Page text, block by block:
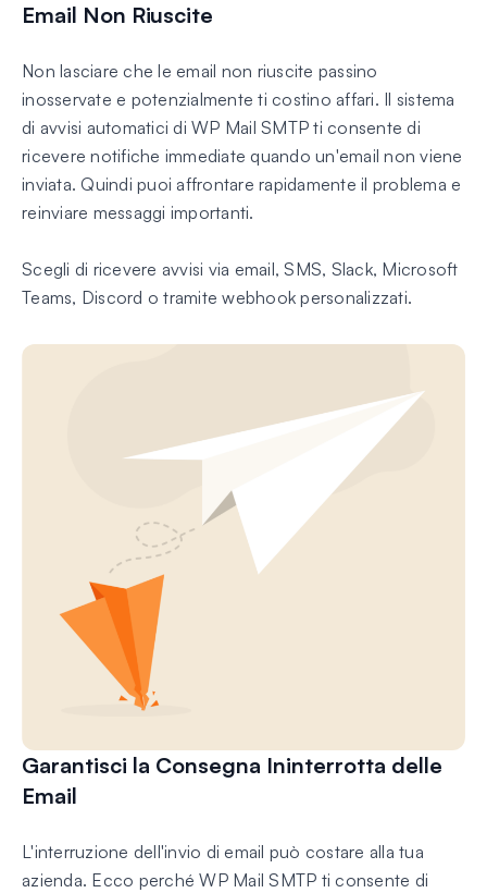
Email Non Riuscite
Non lasciare che le email non riuscite passino
inosservate e potenzialmente ti costino affari. Il sistema
di avvisi automatici di WP Mail SMTP ti consente di
ricevere notifiche immediate quando un'email non viene
inviata. Quindi puoi affrontare rapidamente il problema e
reinviare messaggi importanti.
Scegli di ricevere avvisi via email, SMS, Slack, Microsoft
Teams, Discord o tramite webhook personalizzati.
Garantisci la Consegna Ininterrotta delle
Email
L'interruzione dell'invio di email può costare alla tua
azienda. Ecco perché WP Mail SMTP ti consente di